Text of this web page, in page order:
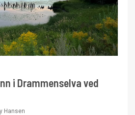
i Drammenselva ved
Hansen